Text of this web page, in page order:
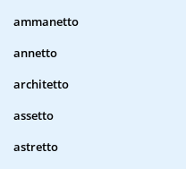
ammanetto
annetto
architetto
assetto
astretto